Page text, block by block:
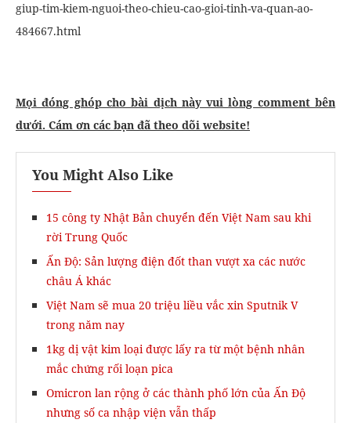
giup-tim-kiem-nguoi-theo-chieu-cao-gioi-tinh-va-quan-ao-
484667.html
Mọi đóng ghóp cho bài dịch này vui lòng comment bên
dưới. Cám ơn các bạn đã theo dõi website!
You Might Also Like
15 công ty Nhật Bản chuyển đến Việt Nam sau khi
rời Trung Quốc
Ấn Độ: Sản lượng điện đốt than vượt xa các nước
châu Á khác
Việt Nam sẽ mua 20 triệu liều vắc xin Sputnik V
trong năm nay
1kg dị vật kim loại được lấy ra từ một bệnh nhân
mắc chứng rối loạn pica
Omicron lan rộng ở các thành phố lớn của Ấn Độ
nhưng số ca nhập viện vẫn thấp